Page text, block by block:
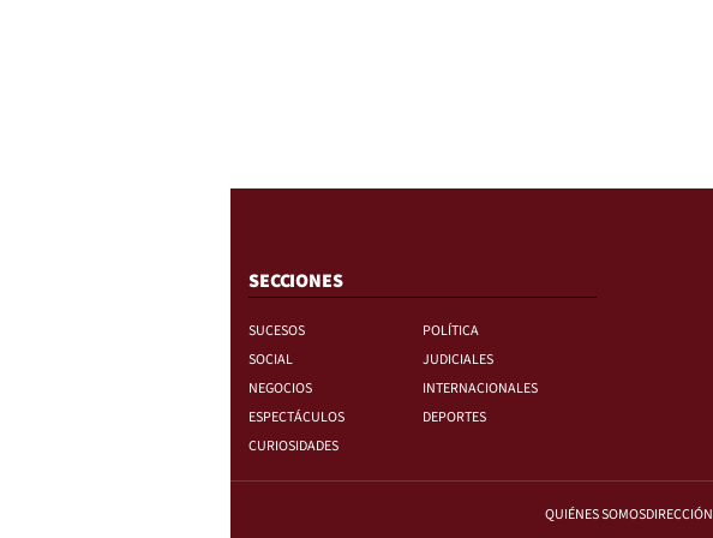
SECCIONES
SUCESOS
POLÍTICA
SOCIAL
JUDICIALES
NEGOCIOS
INTERNACIONALES
ESPECTÁCULOS
DEPORTES
CURIOSIDADES
QUIÉNES SOMOSDIRECCIÓN